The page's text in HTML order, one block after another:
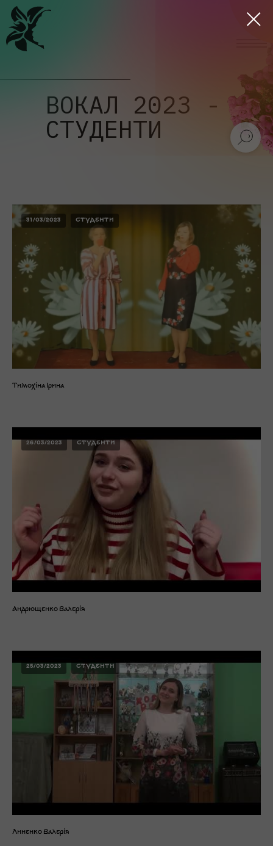
ВОКАЛ 2023 -
СТУДЕНТИ
31/03/2023 СТУДЕНТИ
Тимохіна Ірина
26/03/2023 СТУДЕНТИ
Андрющенко Валерія
25/03/2023 СТУДЕНТИ
Линенко Валерія